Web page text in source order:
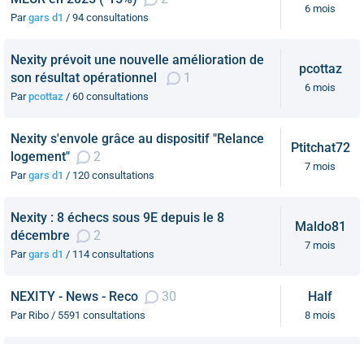
Pargars d1 / 94 consultations
6 mois
Nexity prévoit une nouvelle amélioration de
son résultat opérationnel
1
Parpcottaz / 60 consultations
pcottaz
6 mois
Nexity s'envole grâce au dispositif "Relance
logement"
2
Pargars d1 / 120 consultations
Ptitchat72
7 mois
Nexity : 8 échecs sous 9E depuis le 8
décembre
2
Pargars d1 / 114 consultations
Maldo81
7 mois
NEXITY - News - Reco 30
Par Ribo / 5591 consultations
Half
8 mois